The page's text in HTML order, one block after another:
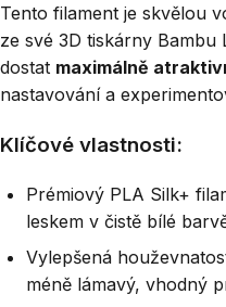
Tento filament je skvělou
ze své 3D tiskárny Bambu
dostat maximálně
nastavování a
Klíčové vlastnosti:
Prémiový PLA Silk+
leskem v čistě bílé
Vylepšená
méně lámavý, vhodný